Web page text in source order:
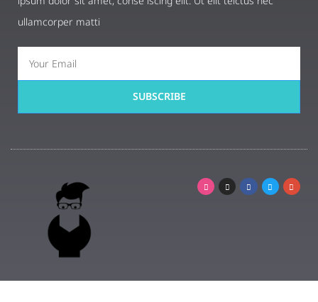
ullamcorper matti
SUBSCRIBE